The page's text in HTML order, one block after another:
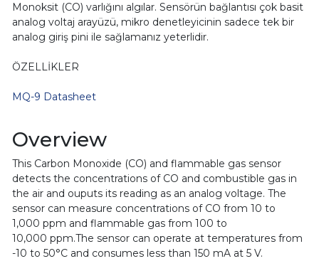
Monoksit (CO) varlığını algılar. Sensörün bağlantısı çok basit
analog voltaj arayüzü, mikro denetleyicinin sadece tek bir
analog giriş pini ile sağlamanız yeterlidir.
ÖZELLİKLER
MQ-9 Datasheet
Overview
This Carbon Monoxide (CO) and flammable gas sensor
detects the concentrations of CO and combustible gas in
the air and ouputs its reading as an analog voltage. The
sensor can measure concentrations of CO from 10 to
1,000 ppm and flammable gas from 100 to
10,000 ppm.The sensor can operate at temperatures from
-10 to 50°C and consumes less than 150 mA at 5 V.